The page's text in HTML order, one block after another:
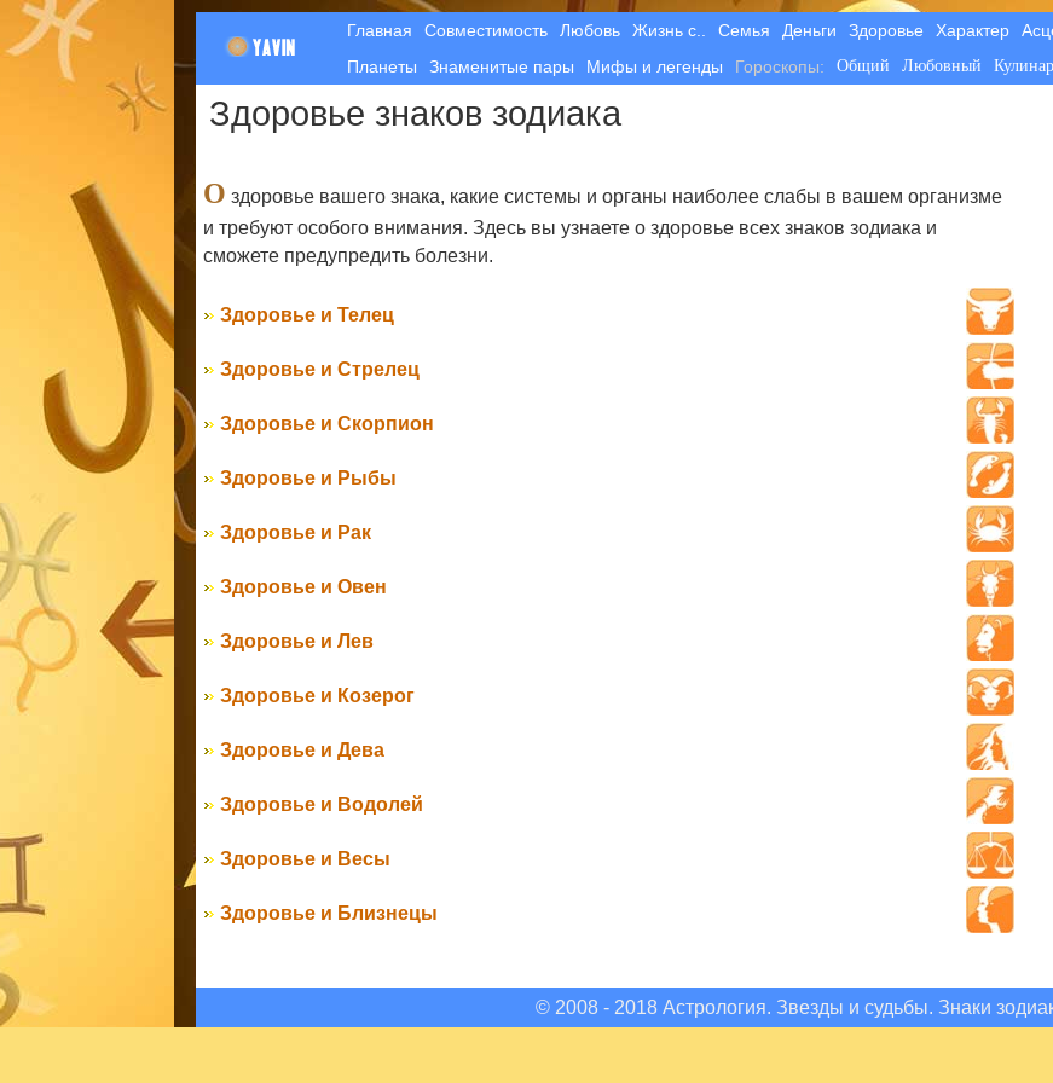
Главная Совместимость Любовь Жизнь с.. Семья Деньги Здоровье Характер
Планеты
Знаменитые пары Мифы и легенды Гороскопы: Общий Любовный
Здоровье знаков зодиака
О здоровье вашего знака, какие системы и органы наиболее слабы в вашем организме
и требуют особого внимания. Здесь вы узнаете о здоровье всех знаков зодиака и
сможете предупредить болезни.
Здоровье и Телец
Здоровье и Стрелец
Здоровье и Скорпион
Здоровье и Рыбы
Здоровье и Рак
Здоровье и Овен
Здоровье и Лев
Здоровье и Козерог
Здоровье и Дева
Здоровье и Водолей
Здоровье и Весы
Здоровье и Близнецы
© 2008 - 2018 Астрология. Звезды и судьбы. Знаки